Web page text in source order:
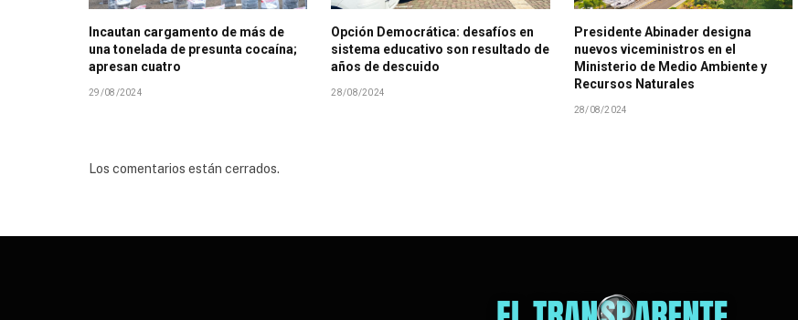
Incautan cargamento de más de
una tonelada de presunta cocaína;
apresan cuatro
29/08/2024
Opción Democrática: desafíos en
sistema educativo son resultado de
años de descuido
28/08/2024
Presidente Abinader designa
nuevos viceministros en el
Ministerio de Medio Ambiente y
Recursos Naturales
28/08/2024
Los comentarios están cerrados.